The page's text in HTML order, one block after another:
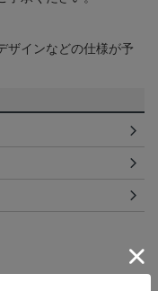
ザインなどの仕様が予